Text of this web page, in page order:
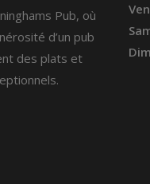
Pub, où
d’un pub
des plats et